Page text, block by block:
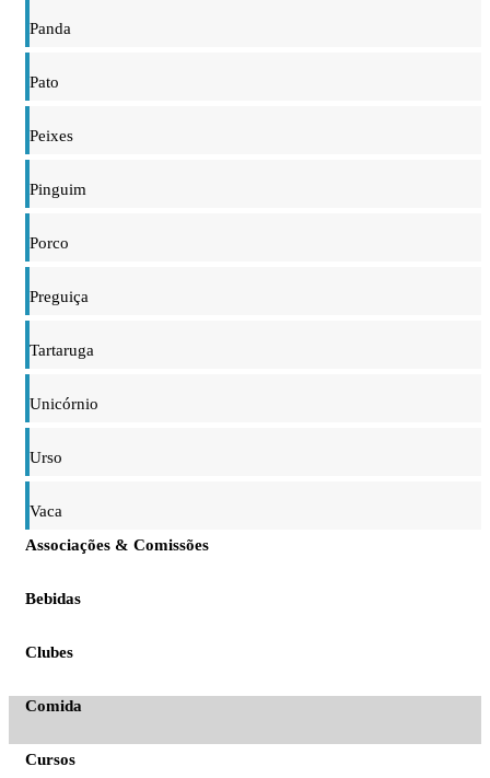
Panda
Pato
Peixes
Pinguim
Porco
Preguiça
Tartaruga
Unicórnio
Urso
Vaca
Associações & Comissões
Bebidas
Clubes
Comida
Cursos